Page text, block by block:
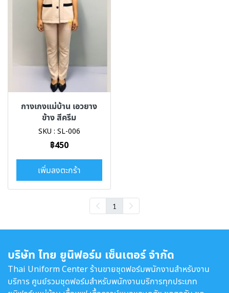
กางเกงแม่บ้าน เอวยาง
ข้าง สีครีม
SKU : SL-006
฿450
เพิ่มลงตะกร้า
1
บริษัท ไทย ยูนิฟอร์ม เซ็นเตอร์ จำกัด
Thai Uniform Center ร้านขายชุดฟอร์มพนักงานสำหรับงาน
บริการ ศูนย์รวมชุดฟอร์มสำหรับพนักงานบริการทุกประเภท